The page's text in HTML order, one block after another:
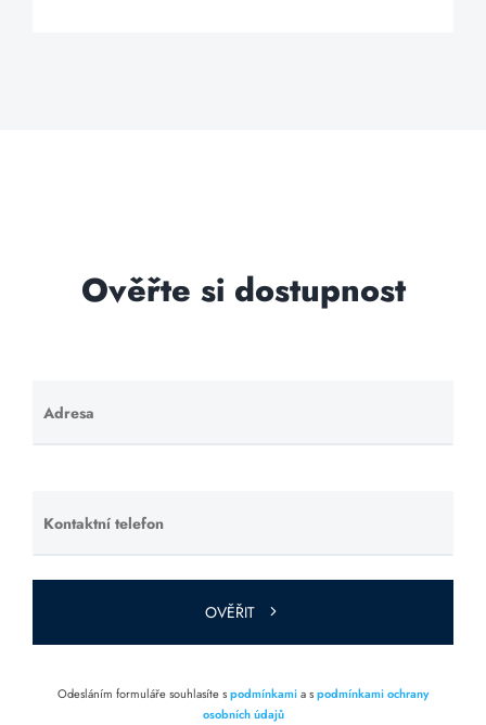
Ověřte si dostupnost
Adresa
Ponechte
toto pole
Kontaktní telefon
Ponechte
toto pole
prázdné.
OVĚŘIT
Odesláním formuláře souhlasíte spodmínkamia spodmínkami ochrany
osobních údajů